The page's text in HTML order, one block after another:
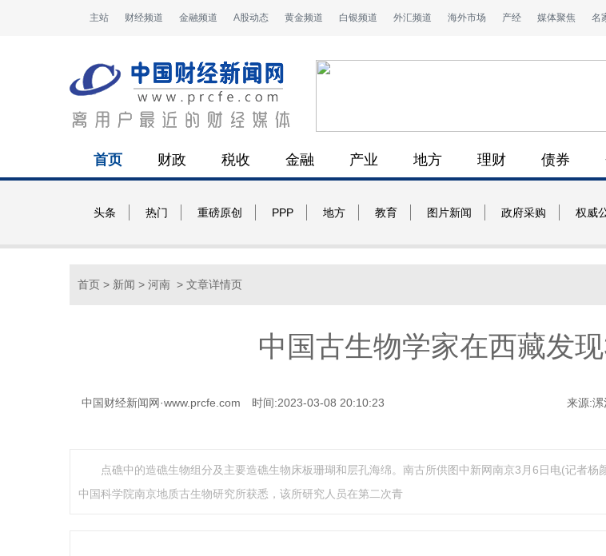
主站 财经频道 金融频道 A股动态 黄金频道 白银频道 外汇频道 海外市场 产经 媒体聚焦 名
首页 财政 税收 金融 产业 地方 理财 债券
头条 热门 重磅原创 PPP 地方 教育 图片新闻 政府采购 权威
首页 > 新闻 > 河南 > 文章详情页
中国古生物学家在西藏发
中国财经新闻网·www.prcfe.com 时间:2023-03-08 20:10:23 来源:
点礁中的造礁生物组分及主要造礁生物床板珊瑚和层孔海绵。南古所供图中新网南京3月6日电(记者杨
中国科学院南京地质古生物研究所获悉，该所研究人员在第二次青